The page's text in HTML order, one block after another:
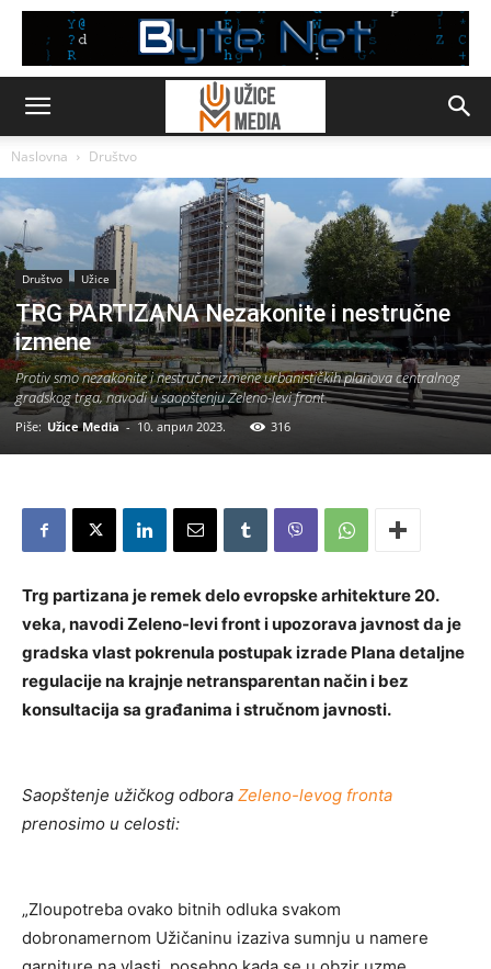
Naslovna Društvo
Društvo Užice
TRG PARTIZANA Nezakonite i nestručne
izmene
Protiv smo nezakonite i nestručne izmene urbanističkih planova centralnog
gradskog trga, navodi u saopštenju Zeleno-levi front.
Piše: Užice Media - 10. април 2023. 316
Trg partizana je remek delo evropske arhitekture 20.
veka, navodi Zeleno-levi front i upozorava javnost da je
gradska vlast pokrenula postupak izrade Plana detaljne
regulacije na krajnje netransparentan način i bez
konsultacija sa građanima i stručnom javnosti.
Saopštenje užičkog odbora Zeleno-levog fronta
prenosimo u celosti:
„Zloupotreba ovako bitnih odluka svakom
dobronamernom Užičaninu izaziva sumnju u namere